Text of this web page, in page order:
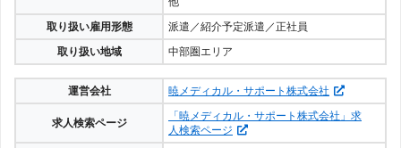
取り扱い雇用形態
派遣／紹介予定派遣／正社員
取り扱い地域
中部圏エリア
運営会社 暁メディカル・サポート株式会社
求人検索ページ
「暁メディカル・サポート株式会社」求
人検索ページ